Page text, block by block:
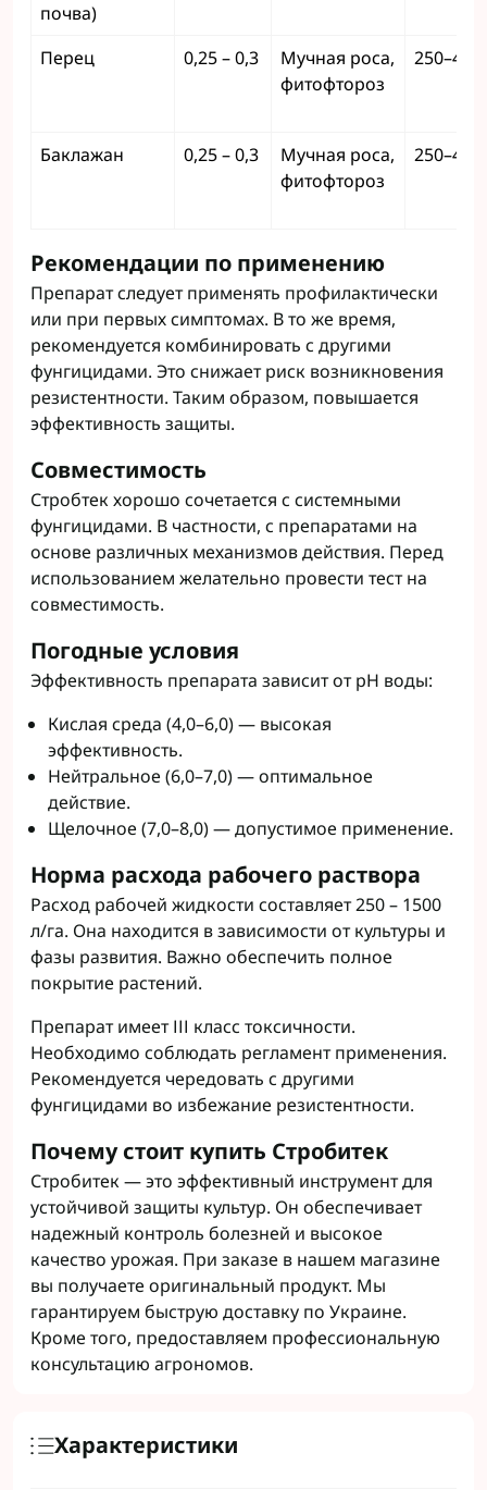
почва)
Перец 0,25 – 0,3
Мучная роса,
фитофтороз
250–400
Баклажан 0,25 – 0,3
Мучная роса,
фитофтороз
250–400
Рекомендации по применению
Препарат следует применять профилактически
или при первых симптомах. В то же время,
рекомендуется комбинировать с другими
фунгицидами. Это снижает риск возникновения
резистентности. Таким образом, повышается
эффективность защиты.
Совместимость
Стробтек хорошо сочетается с системными
фунгицидами. В частности, с препаратами на
основе различных механизмов действия. Перед
использованием желательно провести тест на
совместимость.
Погодные условия
Эффективность препарата зависит от pH воды:
Кислая среда (4,0–6,0) — высокая
эффективность.
Нейтральное (6,0–7,0) — оптимальное
действие.
Щелочное (7,0–8,0) — допустимое применение.
Норма расхода рабочего раствора
Расход рабочей жидкости составляет 250 – 1500
л/га. Она находится в зависимости от культуры и
фазы развития. Важно обеспечить полное
покрытие растений.
Препарат имеет ІІІ класс токсичности.
Необходимо соблюдать регламент применения.
Рекомендуется чередовать с другими
фунгицидами во избежание резистентности.
Почему стоит купить Стробитек
Стробитек — это эффективный инструмент для
устойчивой защиты культур. Он обеспечивает
надежный контроль болезней и высокое
качество урожая. При заказе в нашем магазине
вы получаете оригинальный продукт. Мы
гарантируем быструю доставку по Украине.
Кроме того, предоставляем профессиональную
консультацию агрономов.
Характеристики